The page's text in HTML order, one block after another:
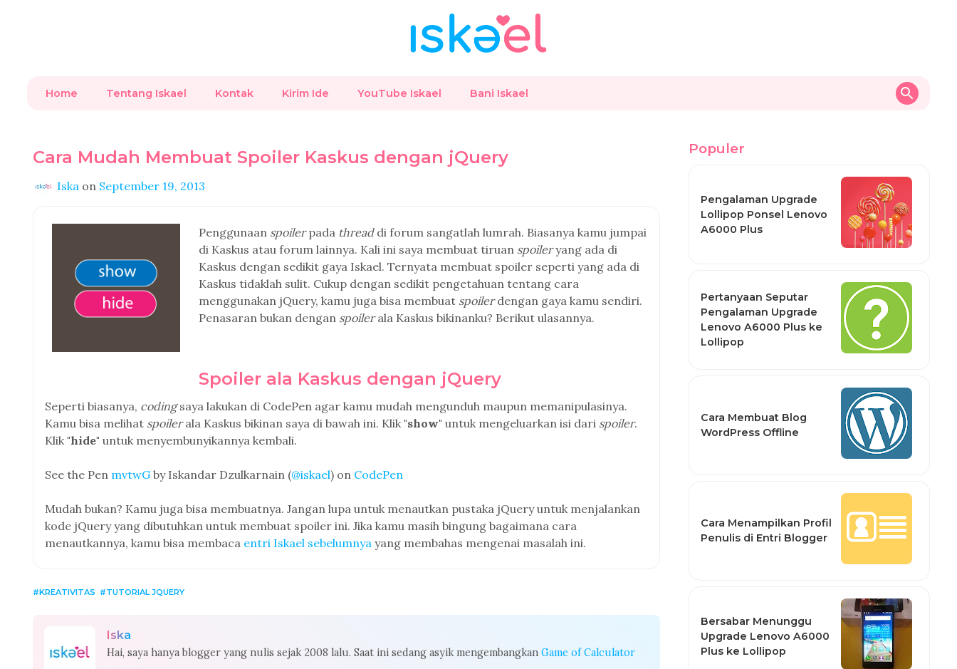
Home Tentang Iskael Kontak Kirim Ide YouTube Iskael Bani Iskael
Cara Mudah Membuat Spoiler Kaskus dengan jQuery
Iska on September 19, 2013
Penggunaan spoilerpada threaddi forum sangatlah lumrah. Biasanya kamu jumpai
di Kaskus atau forum lainnya. Kali ini saya membuat tiruan spoileryang ada di
Kaskus dengan sedikit gaya Iskael. Ternyata membuat spoiler seperti yang ada di
Kaskus tidaklah sulit. Cukup dengan sedikit pengetahuan tentang cara
menggunakan jQuery, kamu juga bisa membuat spoilerdengan gaya kamu sendiri.
Penasaran bukan dengan spoilerala Kaskus bikinanku? Berikut ulasannya.
Spoiler ala Kaskus dengan jQuery
Seperti biasanya, codingsaya lakukan di CodePen agar kamu mudah mengunduh maupun memanipulasinya.
Kamu bisa melihat spoilerala Kaskus bikinan saya di bawah ini. Klik "show" untuk mengeluarkan isi dari spoiler.
Klik "hide" untuk menyembunyikannya kembali.
See the Pen mvtwG by Iskandar Dzulkarnain (@iskael) on CodePen
Mudah bukan? Kamu juga bisa membuatnya. Jangan lupa untuk menautkan pustaka jQuery untuk menjalankan
kode jQuery yang dibutuhkan untuk membuat spoiler ini. Jika kamu masih bingung bagaimana cara
menautkannya, kamu bisa membaca entri Iskael sebelumnya yang membahas mengenai masalah ini.
KREATIVITAS TUTORIAL JQUERY
Iska
Hai, saya hanya blogger yang nulis sejak 2008 lalu. Saat ini sedang asyik mengembangkan Game of Calculator
Populer
Pengalaman Upgrade
Lollipop Ponsel Lenovo
A6000 Plus
Pertanyaan Seputar
Pengalaman Upgrade
Lenovo A6000 Plus ke
Lollipop
Cara Membuat Blog
WordPress Offline
Cara Menampilkan Profil
Penulis di Entri Blogger
Bersabar Menunggu
Upgrade Lenovo A6000
Plus ke Lollipop